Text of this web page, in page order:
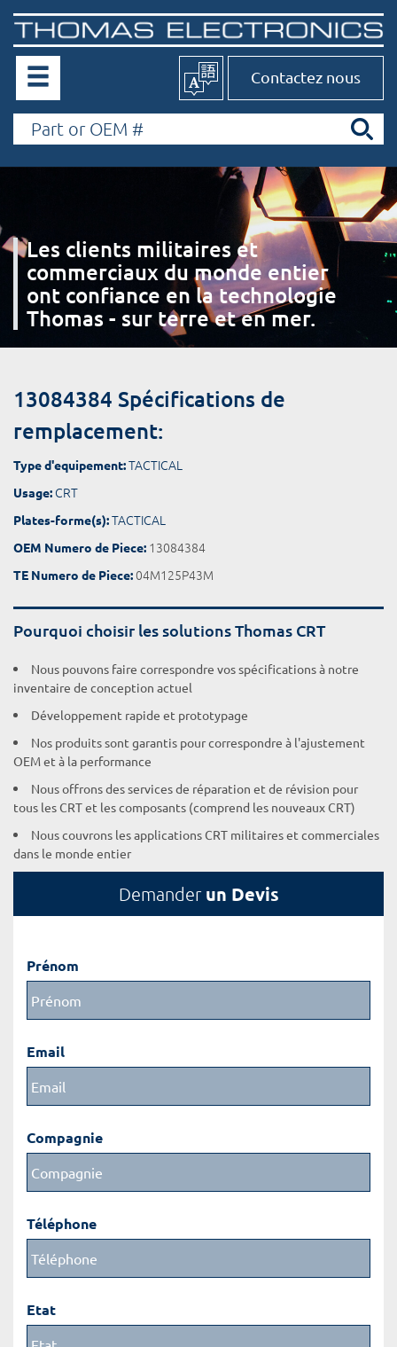
Contactez nous
Les clients militaires et
commerciaux du monde entier
ont confiance en la technologie
Thomas - sur terre et en mer.
13084384 Spécifications de
remplacement:
Type d'equipement:TACTICAL
Usage: CRT
Plates-forme(s):TACTICAL
OEM Numero de Piece: 13084384
TE Numero de Piece:04M125P43M
Pourquoi choisir les solutions Thomas CRT
Nous pouvons faire correspondre vos spécifications à notre
inventaire de conception actuel
Développement rapide et prototypage
Nos produits sont garantis pour correspondre à l'ajustement
OEM et à la performance
Nous offrons des services de réparation et de révision pour
tous les CRT et les composants (comprend les nouveaux CRT)
Nous couvrons les applications CRT militaires et commerciales
dans le monde entier
Demander un Devis
Prénom
Email
Compagnie
Téléphone
Etat